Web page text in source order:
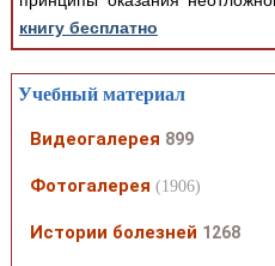
книгу бесплатно
Учебный материал
Видеогалерея 899
Фотогалерея (1906)
Истории болезней 1268